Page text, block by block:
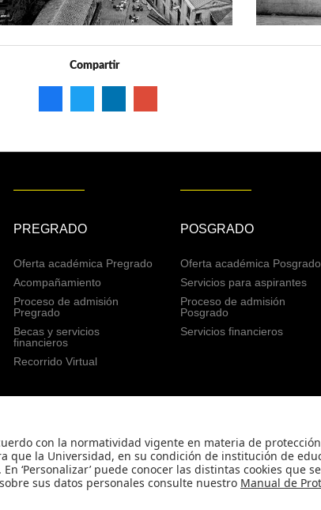
Compartir
PREGRADO
Oferta académica Pregrado
Acompañamiento
Proceso de admisión
Pregrado
Becas y servicios
financieros
Recorrido Virtual
POSGRADO
Oferta académica Posgrado
Servicios para aspirantes
Proceso de admisión
Posgrado
Servicios financieros